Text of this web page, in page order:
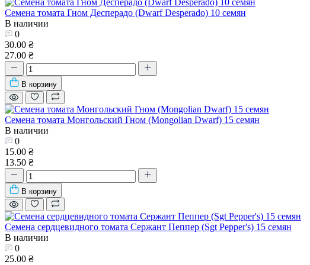
Семена томата Гном Десперадо (Dwarf Desperado) 10 семян
В наличии
0
30.00 ₴
27.00 ₴
В корзину
Семена томата Монгольский Гном (Mongolian Dwarf) 15 семян
В наличии
0
15.00 ₴
13.50 ₴
В корзину
Семена сердцевидного томата Сержант Пеппер (Sgt Pepper's) 15 семян
В наличии
0
25.00 ₴